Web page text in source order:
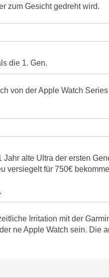
zum Gesicht gedreht wird.
die 1. Gen.
von der Apple Watch
alte Ultra der ersten
versiegelt für 750€
Irritation mit der
ne Apple Watch sein. Die